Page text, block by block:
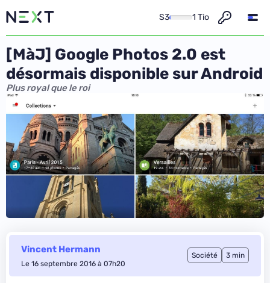
S3 1 Tio
[MàJ] Google Photos 2.0 est
désormais disponible sur Android
Plus royal que le roi
Vincent Hermann
Le 16 septembre 2016 à 07h20
Société 3 min